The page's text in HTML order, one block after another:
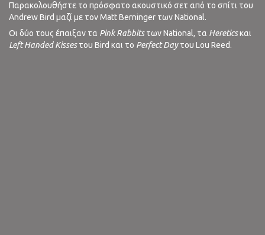
Παρακολουθήστε το πρόσφατο ακουστικό σετ από το σπίτι του
Andrew Bird μαζί με τον Matt Berninger των National.
Οι δύο τους έπαιξαν τα Pink Rabbitsτων National, τα Hereticsκαι
Left Handed Kissesτου Bird και το Perfect Dayτου Lou Reed.